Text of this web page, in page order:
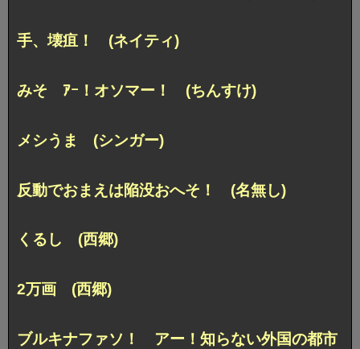
手、壊疽！ (ネイティ)
みそ ｱｰ！オソマー！ (ちんすけ)
メシうま (シンガー)
反動でおまえは陥没おへそ！ (名無し)
くるし (西郷)
2万画 (西郷)
ブルキナファソ！ アー！知らない外国の都市